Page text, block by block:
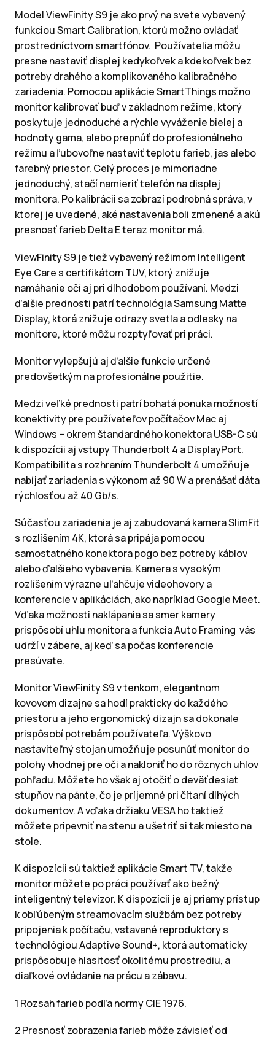
Model ViewFinity S9 je ako prvý na svete vybavený
funkciou Smart Calibration, ktorú možno ovládať
prostredníctvom smartfónov. Používatelia môžu
presne nastaviť displej kedykoľvek a kdekoľvek bez
potreby drahého a komplikovaného kalibračného
zariadenia. Pomocou aplikácie SmartThings možno
monitor kalibrovať buď v základnom režime, ktorý
poskytuje jednoduché a rýchle vyváženie bielej a
hodnoty gama, alebo prepnúť do profesionálneho
režimu a ľubovoľne nastaviť teplotu farieb, jas alebo
farebný priestor. Celý proces je mimoriadne
jednoduchý, stačí namieriť telefón na displej
monitora. Po kalibrácii sa zobrazí podrobná správa, v
ktorej je uvedené, aké nastavenia boli zmenené a akú
presnosť farieb Delta E teraz monitor má.
ViewFinity S9 je tiež vybavený režimom Intelligent
Eye Care s certifikátom TUV, ktorý znižuje
namáhanie očí aj pri dlhodobom používaní. Medzi
ďalšie prednosti patrí technológia Samsung Matte
Display, ktorá znižuje odrazy svetla a odlesky na
monitore, ktoré môžu rozptyľovať pri práci.
Monitor vylepšujú aj ďalšie funkcie určené
predovšetkým na profesionálne použitie.
Medzi veľké prednosti patrí bohatá ponuka možností
konektivity pre používateľov počítačov Mac aj
Windows – okrem štandardného konektora USB-C sú
k dispozícii aj vstupy Thunderbolt 4 a DisplayPort.
Kompatibilita s rozhraním Thunderbolt 4 umožňuje
nabíjať zariadenia s výkonom až 90 W a prenášať dáta
rýchlosťou až 40 Gb/s.
Súčasťou zariadenia je aj zabudovaná kamera SlimFit
s rozlíšením 4K, ktorá sa pripája pomocou
samostatného konektora pogo bez potreby káblov
alebo ďalšieho vybavenia. Kamera s vysokým
rozlíšením výrazne uľahčuje videohovory a
konferencie v aplikáciách, ako napríklad Google Meet.
Vďaka možnosti naklápania sa smer kamery
prispôsobí uhlu monitora a funkcia Auto Framing vás
udrží v zábere, aj keď sa počas konferencie
presúvate.
Monitor ViewFinity S9 v tenkom, elegantnom
kovovom dizajne sa hodí prakticky do každého
priestoru a jeho ergonomický dizajn sa dokonale
prispôsobí potrebám používateľa. Výškovo
nastaviteľný stojan umožňuje posunúť monitor do
polohy vhodnej pre oči a nakloniť ho do rôznych uhlov
pohľadu. Môžete ho však aj otočiť o deväťdesiat
stupňov na pánte, čo je príjemné pri čítaní dlhých
dokumentov. A vďaka držiaku VESA ho taktiež
môžete pripevniť na stenu a ušetriť si tak miesto na
stole.
K dispozícii sú taktiež aplikácie Smart TV, takže
monitor môžete po práci používať ako bežný
inteligentný televízor. K dispozícii je aj priamy prístup
k obľúbeným streamovacím službám bez potreby
pripojenia k počítaču, vstavané reproduktory s
technológiou Adaptive Sound+, ktorá automaticky
prispôsobuje hlasitosť okolitému prostrediu, a
diaľkové ovládanie na prácu a zábavu.
1 Rozsah farieb podľa normy CIE 1976.
2 Presnosť zobrazenia farieb môže závisieť od